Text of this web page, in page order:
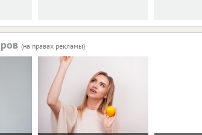
(на правах рекламы)